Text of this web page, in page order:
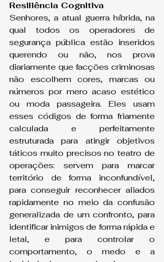
Resiliência Cognitiva
Senhores, a atual guerra híbrida, na
qual todos os operadores de
segurança pública estão inseridos
querendo ou não, nos prova
diariamente que facções criminosas
não escolhem cores, marcas ou
números por mero acaso estético
ou moda passageira. Eles usam
esses códigos de forma friamente
calculada e perfeitamente
estruturada para atingir objetivos
táticos muito precisos no teatro de
operações: servem para marcar
território de forma inconfundível,
para conseguir reconhecer aliados
rapidamente no meio da confusão
generalizada de um confronto, para
identificar inimigos de forma rápida e
letal, e para controlar o
comportamento, o medo e a